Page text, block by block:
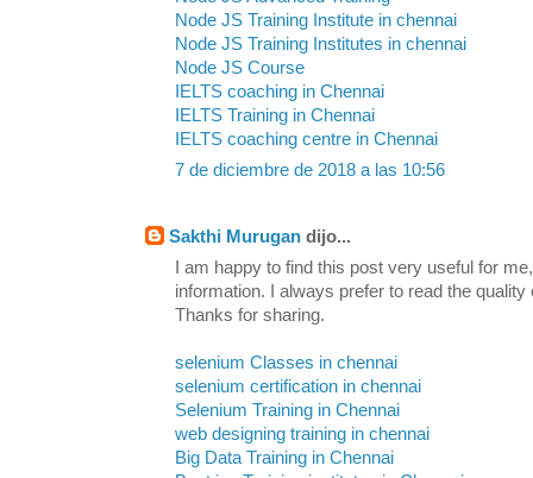
Node JS Training Institute in chennai
Node JS Training Institutes in chennai
Node JS Course
IELTS coaching in Chennai
IELTS Training in Chennai
IELTS coaching centre in Chennai
7 de diciembre de 2018 a las 10:56
Sakthi Murugan dijo...
I am happy to find this post very useful for
information. I always prefer to read the
Thanks for sharing.
selenium Classes in chennai
selenium certification in chennai
Selenium Training in Chennai
web designing training in chennai
Big Data Training in Chennai